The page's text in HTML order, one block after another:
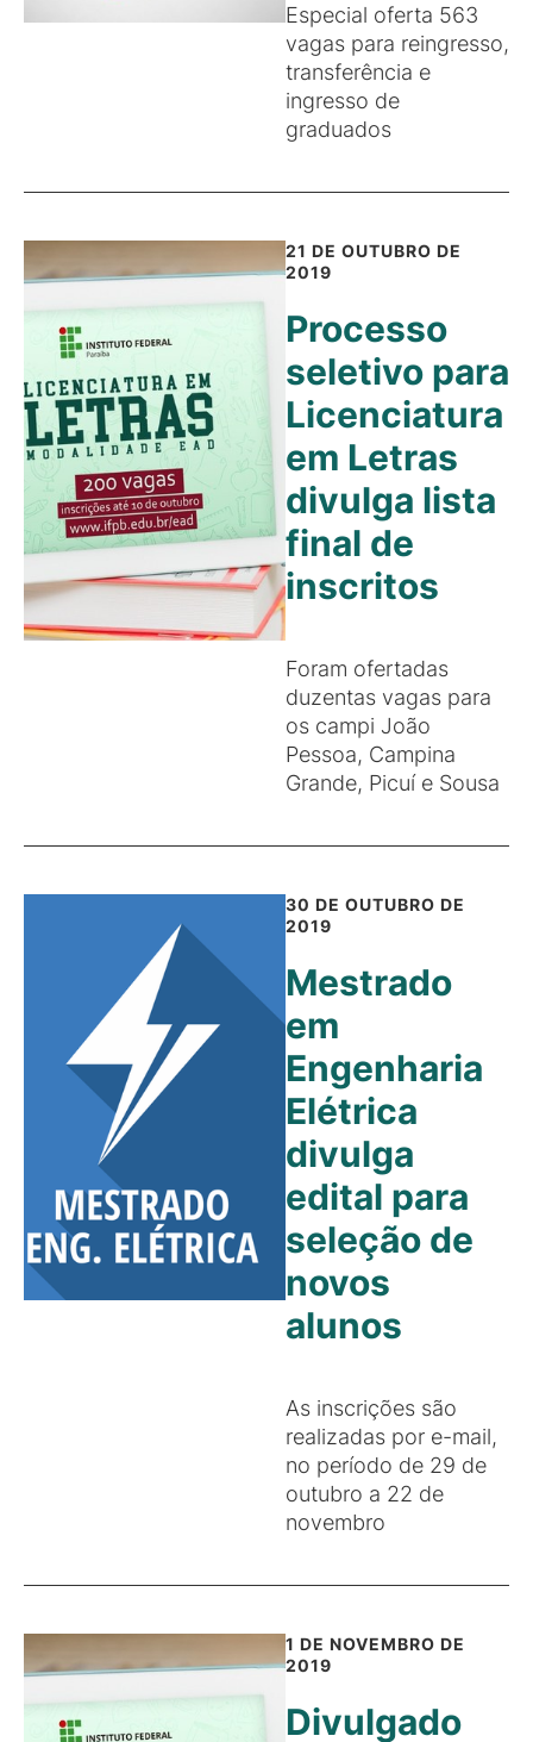
Especial oferta 563
vagas para reingresso,
transferência e
ingresso de
graduados
21 DE OUTUBRO DE
2019
Processo
seletivo para
Licenciatura
em Letras
divulga lista
final de
inscritos
Foram ofertadas
duzentas vagas para
os campi João
Pessoa, Campina
Grande, Picuí e Sousa
30 DE OUTUBRO DE
2019
Mestrado
em
Engenharia
Elétrica
divulga
edital para
seleção de
novos
alunos
As inscrições são
realizadas por e-mail,
no período de 29 de
outubro a 22 de
novembro
1 DE NOVEMBRO DE
2019
Divulgado